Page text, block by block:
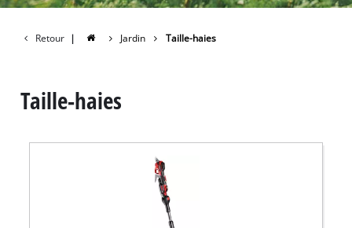
Retour | Jardin Taille-haies
Taille-haies